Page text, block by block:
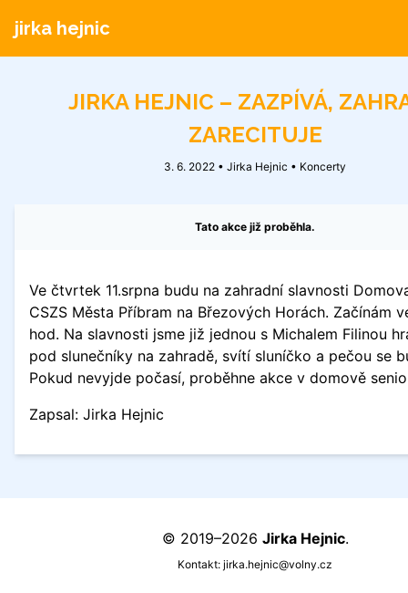
jirka hejnic
JIRKA HEJNIC – ZAZPÍVÁ,
ZARECITUJE
3. 6. 2022 • Jirka Hejnic • Koncerty
Tato akce již proběhla.
Ve čtvrtek 11.srpna budu na zahradní slavnosti
CSZS Města Příbram na Březových Horách. Začínám
hod. Na slavnosti jsme již jednou s Michalem Filinou
pod slunečníky na zahradě, svítí sluníčko a pečou se
Pokud nevyjde počasí, proběhne akce v domově
Zapsal: Jirka Hejnic
© 2019–2026 Jirka Hejnic.
Kontakt: jirka.hejnic@volny.cz